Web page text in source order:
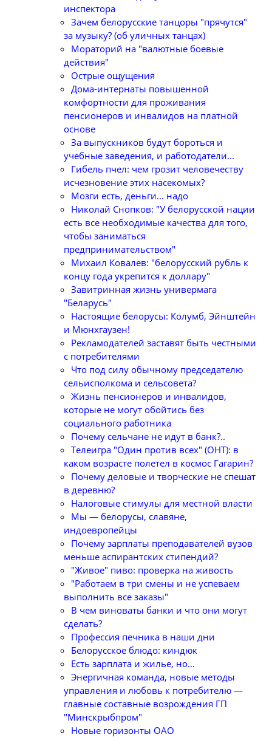
инспектора
Зачем белорусские танцоры "прячутся"
за музыку? (об уличных танцах)
Мораторий на "валютные боевые
действия"
Острые ощущения
Дома-интернаты повышенной
комфортности для проживания
пенсионеров и инвалидов на платной
основе
За выпускников будут бороться и
учебные заведения, и работодатели...
Гибель пчел: чем грозит человечеству
исчезновение этих насекомых?
Мозги есть, деньги... надо
Николай Снопков: "У белорусской нации
есть все необходимые качества для того,
чтобы заниматься
предпринимательством"
Михаил Ковалев: "белорусский рубль к
концу года укрепится к доллару"
Завитринная жизнь универмага
"Беларусь"
Настоящие белорусы: Колумб, Эйнштейн
и Мюнхгаузен!
Рекламодателей заставят быть честными
с потребителями
Что под силу обычному председателю
сельисполкома и сельсовета?
Жизнь пенсионеров и инвалидов,
которые не могут обойтись без
социального работника
Почему сельчане не идут в банк?..
Телеигра "Один против всех" (ОНТ): в
каком возрасте полетел в космос Гагарин?
Почему деловые и творческие не спешат
в деревню?
Налоговые стимулы для местной власти
Мы — белорусы, славяне,
индоевропейцы
Почему зарплаты преподавателей вузов
меньше аспирантских стипендий?
"Живое" пиво: проверка на живость
"Работаем в три смены и не успеваем
выполнить все заказы"
В чем виноваты банки и что они могут
сделать?
Профессия печника в наши дни
Белорусское блюдо: киндюк
Есть зарплата и жилье, но...
Энергичная команда, новые методы
управления и любовь к потребителю —
главные составные возрождения ГП
"Минскрыбпром"
Новые горизонты ОАО